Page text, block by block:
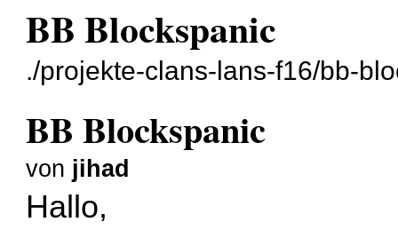
BB Blockspanic
./projekte-clans-lans-f16/bb-
BB Blockspanic
von jihad
Hallo,